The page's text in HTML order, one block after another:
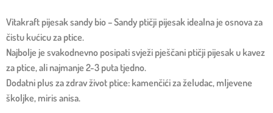
Vitakraft pijesak sandy bio – Sandy ptičji pijesak idealna je osnova za
čistu kućicu za ptice.
Najbolje je svakodnevno posipati svježi pješčani ptičji pijesak u kavez
za ptice, ali najmanje 2-3 puta tjedno.
Dodatni plus za zdrav život ptice: kamenčići za želudac, mljevene
školjke, miris anisa.